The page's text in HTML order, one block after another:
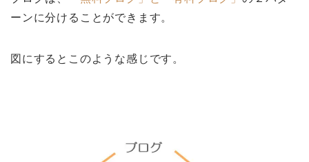
ーンに分けることができます。
図にするとこのような感じです。